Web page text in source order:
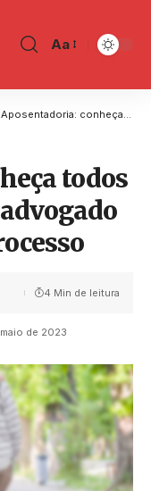
Aa
Aposentadoria: conheça todos os tipos e como um advogado pode te ajudar no processo
todos
de 2023
4 Min de leitura